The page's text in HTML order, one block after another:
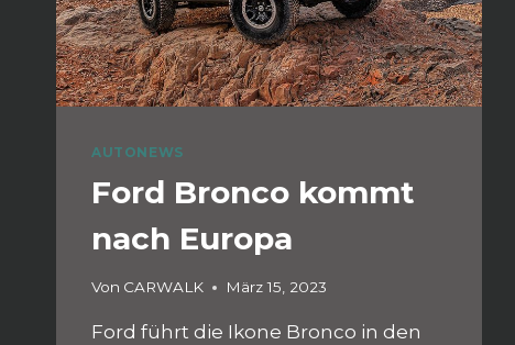
AUTONEWS
Ford Bronco kommt
nach Europa
Von CARWALK März 15, 2023
Ford führt die Ikone Bronco in den